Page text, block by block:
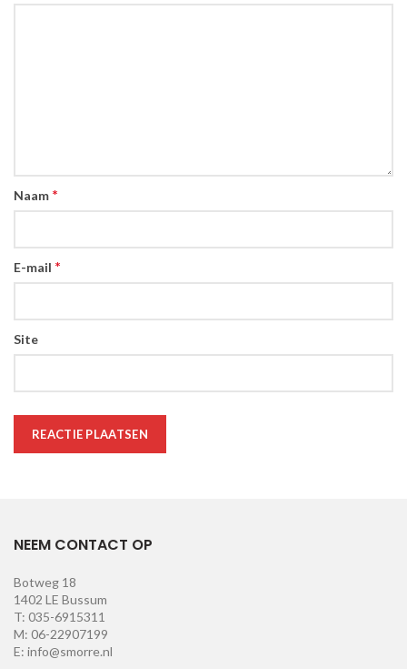
Naam *
E-mail *
Site
NEEM CONTACT OP
Botweg 18
1402 LE Bussum
T: 035-6915311
M: 06-22907199
E: info@smorre.nl